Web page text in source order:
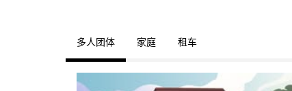
多人团体 家庭 租车